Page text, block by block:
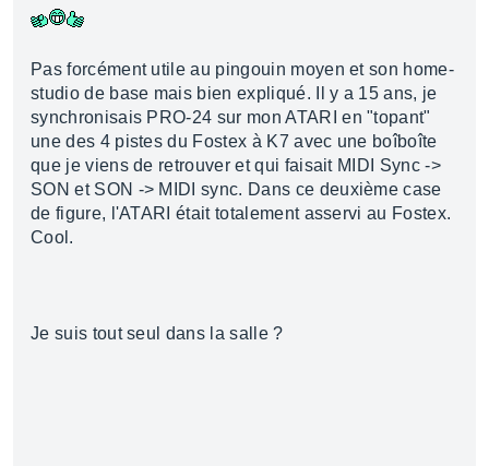
Pas forcément utile au pingouin moyen et son home-
studio de base mais bien expliqué. Il y a 15 ans, je
synchronisais PRO-24 sur mon ATARI en "topant"
une des 4 pistes du Fostex à K7 avec une boîboîte
que je viens de retrouver et qui faisait MIDI Sync ->
SON et SON -> MIDI sync. Dans ce deuxième case
de figure, l'ATARI était totalement asservi au Fostex.
Cool.
Je suis tout seul dans la salle ?